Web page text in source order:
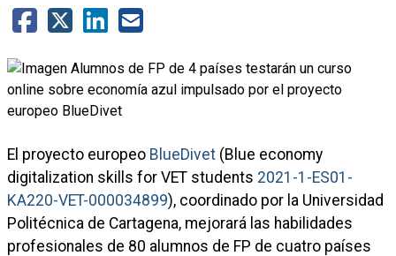
El proyecto europeo BlueDivet (Blue economy
digitalization skills for VET students 2021-1-ES01-
KA220-VET-000034899), coordinado por la Universidad
Politécnica de Cartagena, mejorará las habilidades
profesionales de 80 alumnos de FP de cuatro países